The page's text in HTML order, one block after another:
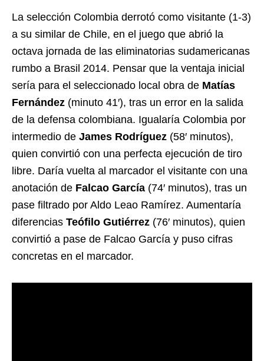
La selección Colombia derrotó como visitante (1-3)
a su similar de Chile, en el juego que abrió la
octava jornada de las eliminatorias sudamericanas
rumbo a Brasil 2014. Pensar que la ventaja inicial
sería para el seleccionado local obra de Matías
Fernández (minuto 41′), tras un error en la salida
de la defensa colombiana. Igualaría Colombia por
intermedio de James Rodríguez (58′ minutos),
quien convirtió con una perfecta ejecución de tiro
libre. Daría vuelta al marcador el visitante con una
anotación de Falcao García (74′ minutos), tras un
pase filtrado por Aldo Leao Ramírez. Aumentaría
diferencias Teófilo Gutiérrez (76′ minutos), quien
convirtió a pase de Falcao García y puso cifras
concretas en el marcador.